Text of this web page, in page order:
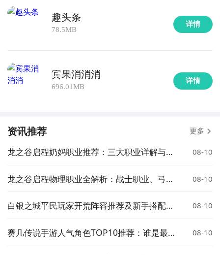
趣头条
78.5MB
详情
宾果消消消
696.01MB
详情
资讯推荐 更多
龙之谷启程奶妈职业推荐：三大职业详解与选
08-10
龙之谷启程物理职业全解析：战士职业、弓箭
08-10
白银之城平民玩家开荒阵容推荐及新手搭配攻
08-10
赛几传说手游人气角色TOP10推荐：谁是最受
08-10